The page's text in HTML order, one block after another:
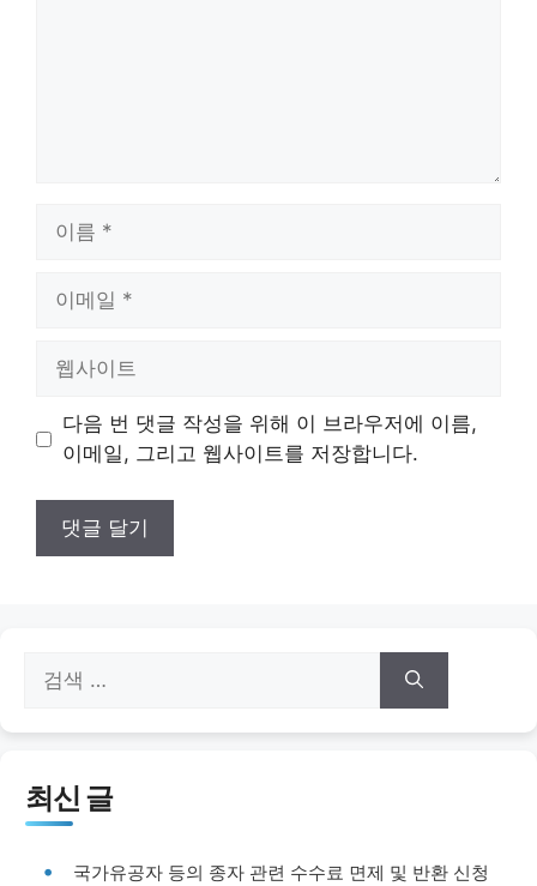
트
다음 번 댓글 작성을 위해 이 브라우저에 이름,
이메일, 그리고 웹사이트를 저장합니다.
색:
최신 글
국가유공자 등의 종자 관련 수수료 면제 및 반환 신청